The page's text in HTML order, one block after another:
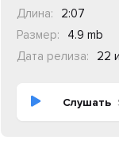
Длина:
2:07
Размер:
4.9 mb
Дата релиза:
22
Слушать